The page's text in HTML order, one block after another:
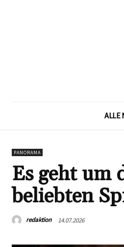
ALLE
PANORAMA
Es geht um
beliebten
redaktion 14.07.2026